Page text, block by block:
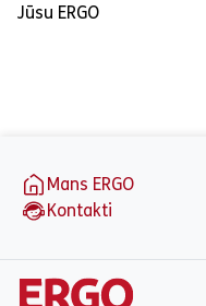
Jūsu ERGO
Mans ERGO
Kontakti